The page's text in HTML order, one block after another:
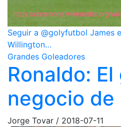
Seguir a @golyfutbol James
Willington…
Grandes Goleadores
Ronaldo: El
negocio de
Jorge Tovar / 2018-07-11